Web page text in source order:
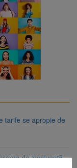
tarife se apropie de
de insolvență